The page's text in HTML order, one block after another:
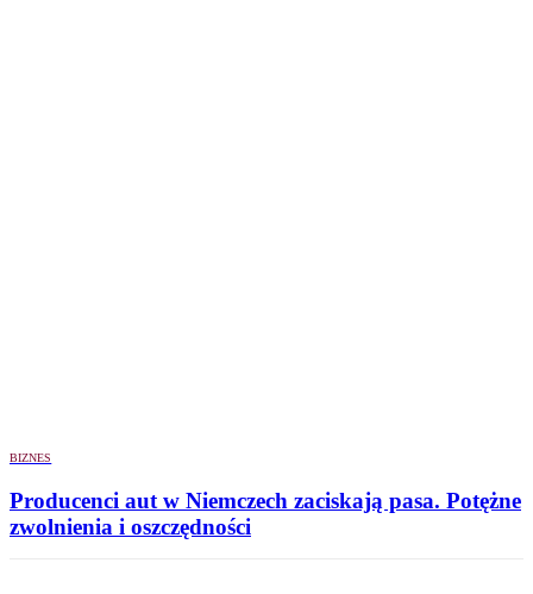
BIZNES
Producenci aut w Niemczech zaciskają pasa. Potężne
zwolnienia i oszczędności